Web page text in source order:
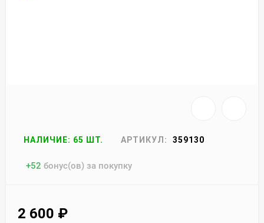
НАЛИЧИЕ: 65 ШТ. АРТИКУЛ: 359130
+52 бонус(ов) за покупку
2 600 ₽